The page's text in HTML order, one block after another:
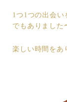
1つ1つの出会い
でもありました
楽しい時間をあ